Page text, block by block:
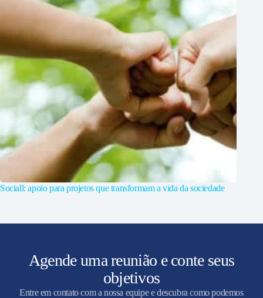
Sociall: apoio para projetos que transformam a vida da sociedade
Agende uma reunião e conte seus
objetivos
Entre em contato com a nossa equipe e descubra como podemos